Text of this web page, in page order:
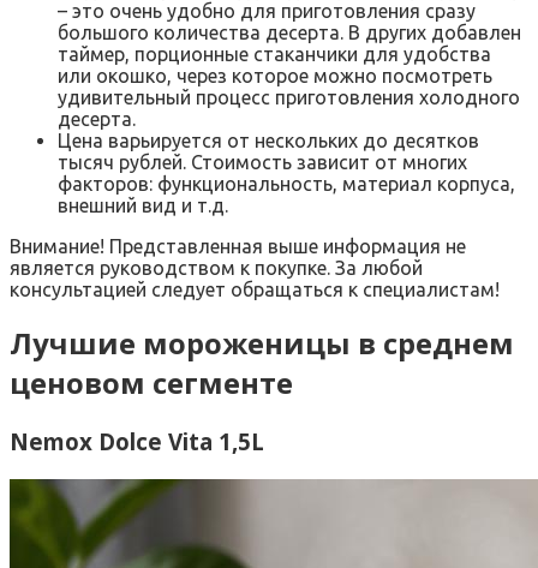
– это очень удобно для приготовления сразу
большого количества десерта. В других добавлен
таймер, порционные стаканчики для удобства
или окошко, через которое можно посмотреть
удивительный процесс приготовления холодного
десерта.
Цена варьируется от нескольких до десятков
тысяч рублей. Стоимость зависит от многих
факторов: функциональность, материал корпуса,
внешний вид и т.д.
Внимание! Представленная выше информация не
является руководством к покупке. За любой
консультацией следует обращаться к специалистам!
Лучшие мороженицы в среднем
ценовом сегменте
Nemox Dolce Vita 1,5L